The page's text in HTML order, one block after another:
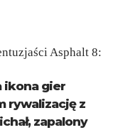
Asphalt 8:
ikona gier
rywalizację z
zapalony